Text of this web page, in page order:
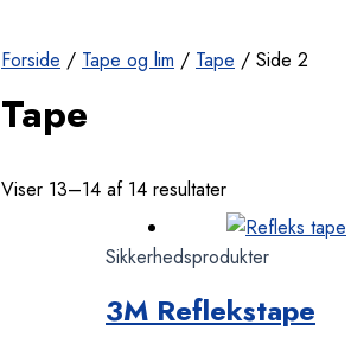
Forside / Tape og lim / Tape / Side 2
Tape
Viser 13–14 af 14 resultater
Sikkerhedsprodukter
3M Reflekstape